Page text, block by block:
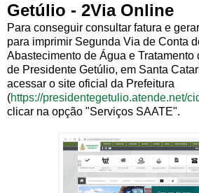
Getúlio - 2Via Online
Para conseguir consultar fatura e
para imprimir Segunda Via de Conta
Abastecimento de Água e Tratamento
de Presidente Getúlio, em Santa
acessar o site oficial da Prefeitura
(https://presidentegetulio.atende.net/
clicar na opção "Serviços SAATE".